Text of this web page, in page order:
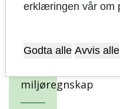
miljøregnskap
erklæringen vår om
Godta alle Avvis alle